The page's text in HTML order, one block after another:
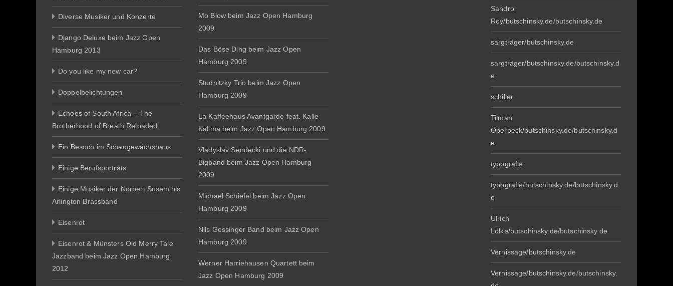
Diverse Musiker und Konzerte
Django Deluxe beim Jazz Open
Hamburg 2013
Do you like my new car?
Doppelbelichtungen
Echoes of South Africa – The
Brotherhood of Breath Reloaded
Ein Besuch im Schaugewächshaus
Einige Berufsporträts
Einige Musiker der Norbert Susemihls
Arlington Brassband
Eisenrot
Eisenrot & Münsters Old Merry Tale
Jazzband beim Jazz Open Hamburg
2012
Mo Blow beim Jazz Open Hamburg
2009
Das Böse Ding beim Jazz Open
Hamburg 2009
Studnitzky Trio beim Jazz Open
Hamburg 2009
La Kaffeehaus Avantgarde feat. Kalle
Kalima beim Jazz Open Hamburg 2009
Vladyslav Sendecki und die NDR-
Bigband beim Jazz Open Hamburg
2009
Michael Schiefel beim Jazz Open
Hamburg 2009
Nils Gessinger Band beim Jazz Open
Hamburg 2009
Werner Harriehausen Quartett beim
Jazz Open Hamburg 2009
Sandro
Roy/butschinsky.de/butschinsky.de
sargträger/butschinsky.de
sargträger/butschinsky.de/butschinsky.d
e
schiller
Tilman
Oberbeck/butschinsky.de/butschinsky.d
e
typografie
typografie/butschinsky.de/butschinsky.d
e
Ulrich
Lölke/butschinsky.de/butschinsky.de
Vernissage/butschinsky.de
Vernissage/butschinsky.de/butschinsky.